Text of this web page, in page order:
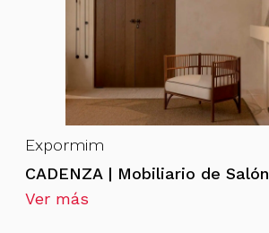
Expormim
CADENZA | Mobiliario de Salón
Ver más